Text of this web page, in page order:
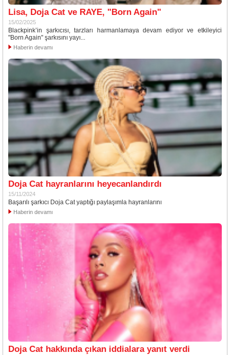
Lisa, Doja Cat ve RAYE, "Born Again"
15/02/2025
Blackpink’in şarkıcısı, tarzları harmanlamaya devam ediyor ve etkileyici
"Born Again" şarkısını yayı...
Haberin devamı
Doja Cat hayranlarını heyecanlandırdı
15/11/2024
Başarılı şarkıcı Doja Cat yaptığı paylaşımla hayranlarını
Haberin devamı
Doja Cat hakkında çıkan iddialara yanıt verdi